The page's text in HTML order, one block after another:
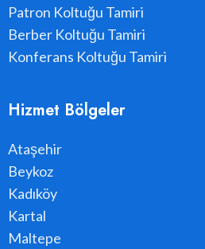
Patron Koltuğu Tamiri
Berber Koltuğu Tamiri
Konferans Koltuğu Tamiri
Hizmet Bölgeler
Ataşehir
Beykoz
Kadıköy
Kartal
Maltepe